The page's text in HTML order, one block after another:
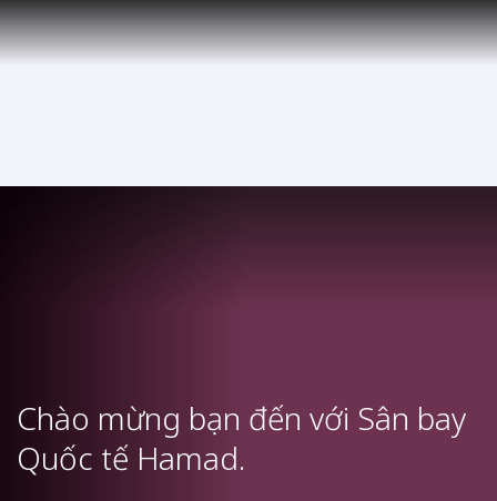
Qatar Airways Expands Global Network to over 160 Destinations VI
Chào mừng bạn đến với Sân bay
Quốc tế Hamad.